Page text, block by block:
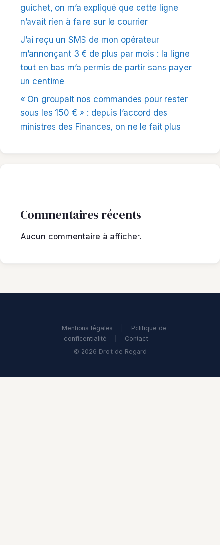
guichet, on m’a expliqué que cette ligne
n’avait rien à faire sur le courrier
J’ai reçu un SMS de mon opérateur
m’annonçant 3 € de plus par mois : la ligne
tout en bas m’a permis de partir sans payer
un centime
« On groupait nos commandes pour rester
sous les 150 € » : depuis l’accord des
ministres des Finances, on ne le fait plus
Commentaires récents
Aucun commentaire à afficher.
Mentions légales
Politique de
confidentialité
Contact
© 2026 Droit de Regard